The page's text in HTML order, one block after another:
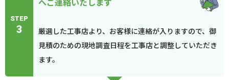
STEP
3
厳選した工事店より、お客様に連絡が入りますので、御
見積のための現地調査日程を工事店と調整していただき
ます。